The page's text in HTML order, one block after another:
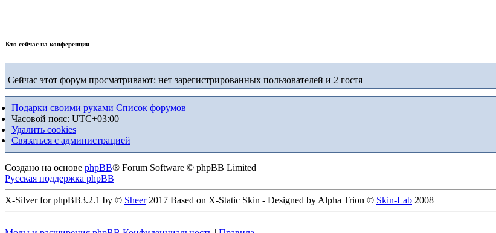
Кто сейчас на конференции
Сейчас этот форум просматривают: нет зарегистрированных пользователей и 2 гостя
Подарки своими руками Список форумов
Часовой пояс: UTC+03:00
Удалить cookies
Связаться с администрацией
Создано на основе phpBB® Forum Software © phpBB Limited
Русская поддержка phpBB
X-Silver for phpBB3.2.1 by © Sheer2017 Based on X-Static Skin - Designed by Alpha Trion © Skin-Lab 2008